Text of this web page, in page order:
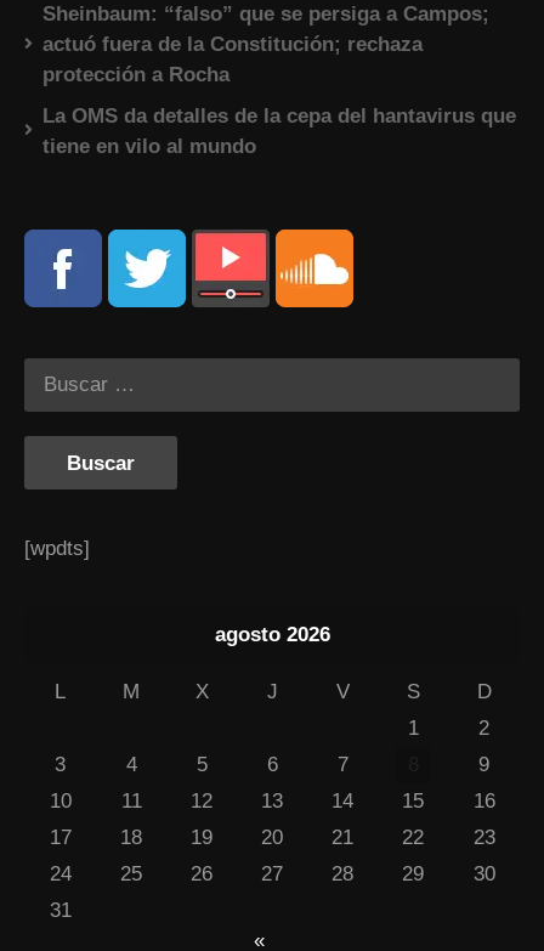
Sheinbaum: “falso” que se persiga a Campos;
actuó fuera de la Constitución; rechaza
protección a Rocha
La OMS da detalles de la cepa del hantavirus que
tiene en vilo al mundo
[wpdts]
agosto 2026
L M X J V S
D
1
2
3
4 5 6 7
9
10
11 12 13 14 15
16
17
18 19 20 21 22
23
24
25 26 27 28 29
30
31
«